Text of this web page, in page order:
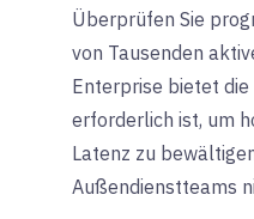
Überprüfen Sie
von Tausenden
Enterprise bietet
erforderlich ist, um
Latenz zu
Außendienstteams